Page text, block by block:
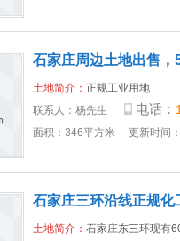
石家庄周边土地出售，
土地简介： 正规工业用地
联系人： 杨先生 电话：
面积：346平方米 更新时间
石家庄三环沿线正规化
土地简介： 石家庄东三环现有